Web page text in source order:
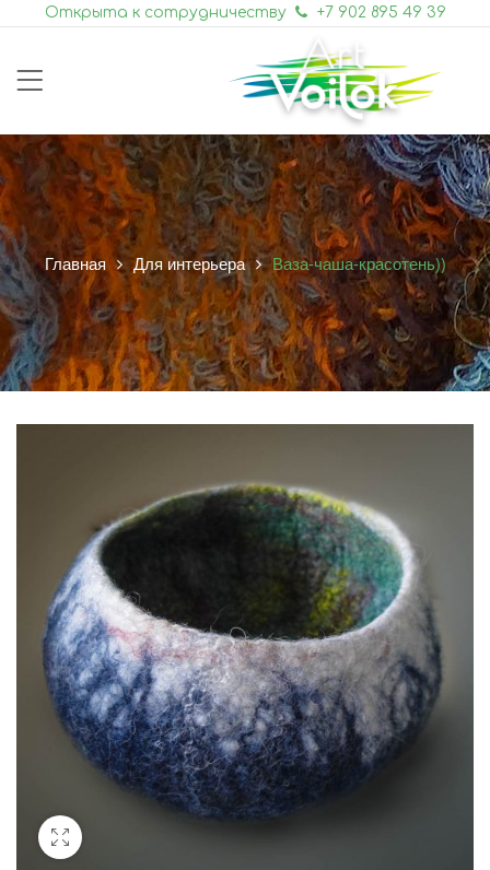
Открыта к сотрудничеству +7 902 895 49 39
Главная Для интерьера Ваза-чаша-красотень))